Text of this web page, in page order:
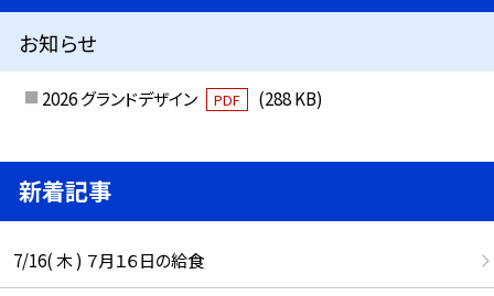
お知らせ
2026 グランドデザイン PDF (288 KB)
新着記事
7/16( 木 ) ７月１６日の給食